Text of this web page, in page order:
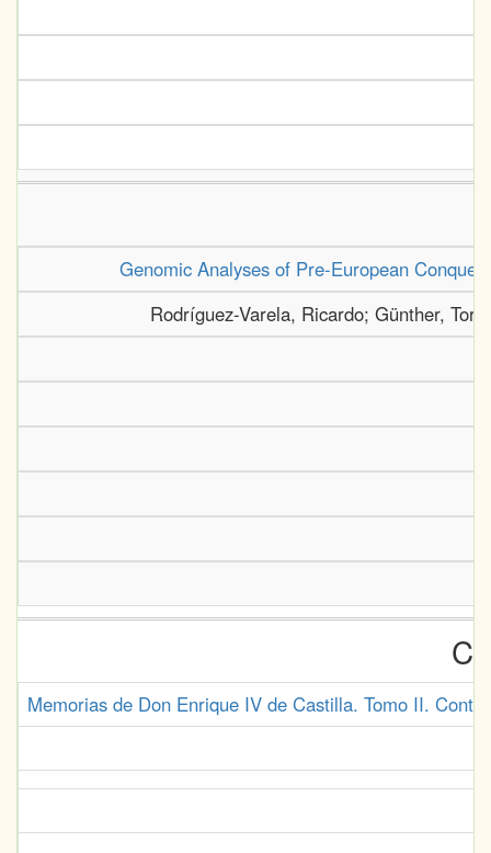
Genomic Analyses of Pre-European
Rodríguez-Varela, Ricardo; Günther,
Memorias de Don Enrique IV de Castilla. Tomo II.